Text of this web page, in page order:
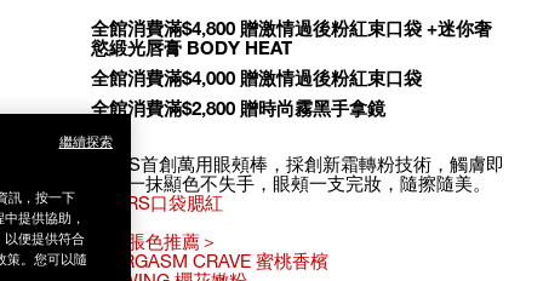
Promotions
全館消費滿$4,800 贈激情過後粉紅束口袋 +迷你奢
慾緞光唇膏 BODY HEAT
全館消費滿$4,000 贈激情過後粉紅束口袋
全館消費滿$2,800 贈時尚霧黑手拿鏡
NARS首創萬用眼頰棒，採創新霜轉粉技術，觸膚即
融，一抹顯色不失手，眼頰一支完妝，隨擦隨美。
#NARS口袋腮紅
＜膨脹色推薦＞
－ORGASM CRAVE 蜜桃香檳
訊，按一下
提供協助，
以便提供符合
策。您可以隨
繼續探索